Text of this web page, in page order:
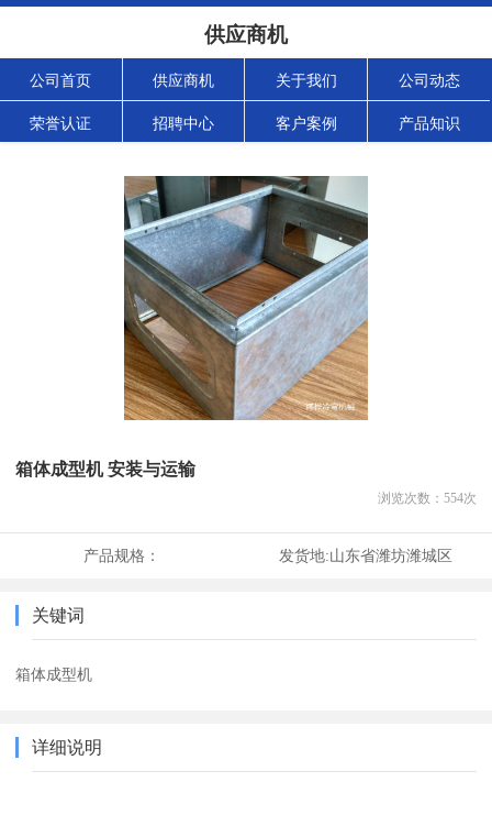
供应商机
公司首页 供应商机 关于我们 公司动态
荣誉认证 招聘中心 客户案例 产品知识
箱体成型机 安装与运输
浏览次数： 554次
产品规格： 发货地:山东省潍坊潍城区
关键词
箱体成型机
详细说明